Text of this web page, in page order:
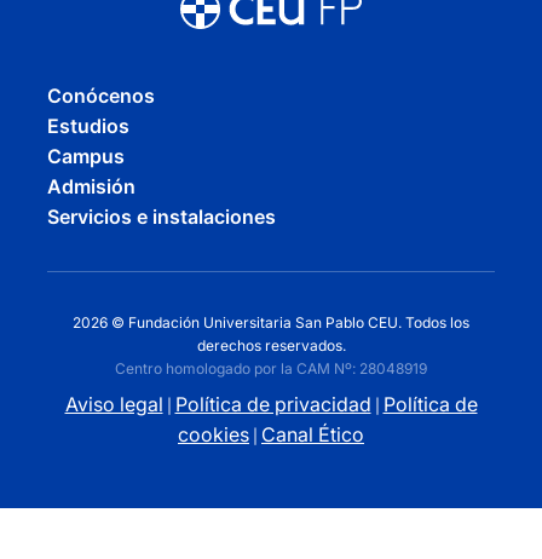
Conócenos
Estudios
Campus
Admisión
Servicios e instalaciones
2026 © Fundación Universitaria San Pablo CEU. Todos los
derechos reservados.
Centro homologado por la CAM Nº: 28048919
Aviso legal Política de privacidad Política de
cookies Canal Ético